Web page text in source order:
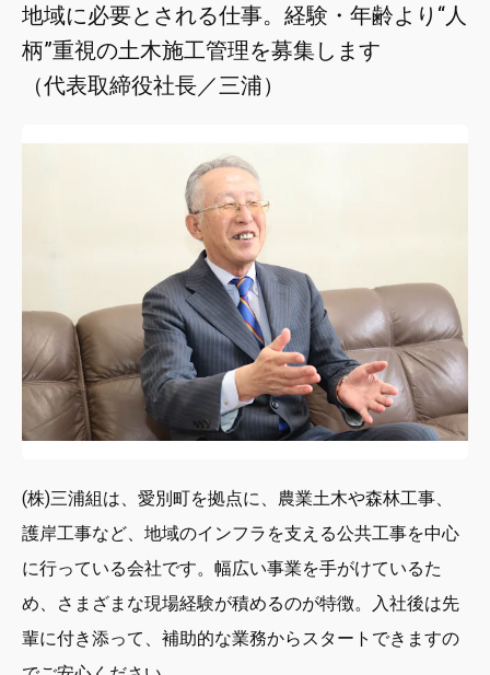
地域に必要とされる仕事。経験・年齢より“人
柄”重視の土木施工管理を募集します
（代表取締役社長／三浦）
(株)三浦組は、愛別町を拠点に、農業土木や森林工事、
護岸工事など、地域のインフラを支える公共工事を中心
に行っている会社です。幅広い事業を手がけているた
め、さまざまな現場経験が積めるのが特徴。入社後は先
輩に付き添って、補助的な業務からスタートできますの